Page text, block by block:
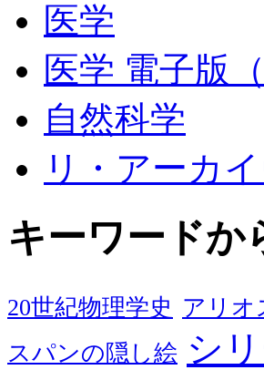
医学
医学 電子版
自然科学
リ・アーカ
キーワードか
20世紀物理学史 アリオ
スパンの隠し絵 シ